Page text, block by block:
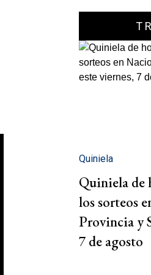
Quiniela
Quiniela de
los sorteos
Provincia y
7 de agosto